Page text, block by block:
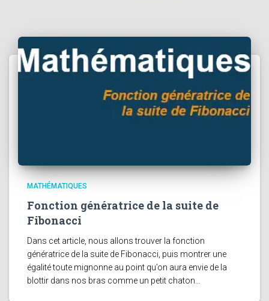
MATHÉMATIQUES
Fonction génératrice de la suite de
Fibonacci
Dans cet article, nous allons trouver la fonction
génératrice de la suite de Fibonacci, puis montrer une
égalité toute mignonne au point qu’on aura envie de la
blottir dans nos bras comme un petit chaton…